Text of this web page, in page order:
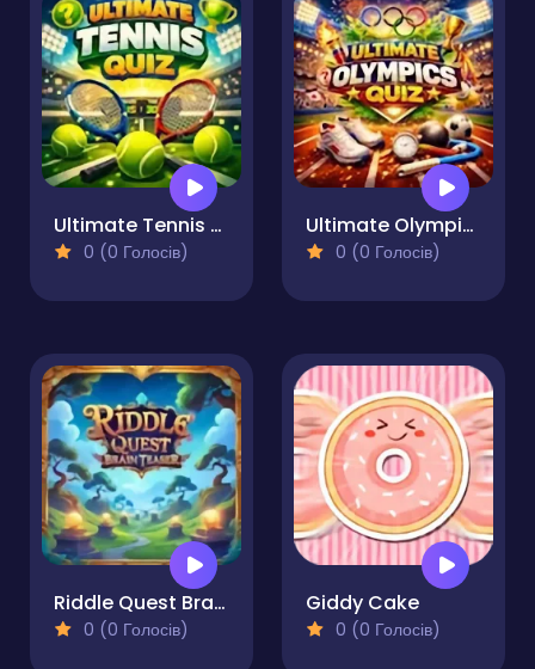
Ultimate Tennis Quiz
0 (0 Голосів)
Ultimate Olympics Quiz
0 (0 Голосів)
Riddle Quest Brain Teaser Challenge
0 (0 Голосів)
Giddy Cake
0 (0 Голосів)